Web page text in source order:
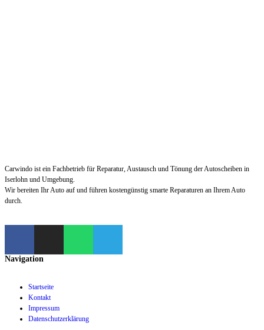
Carwindo ist ein Fachbetrieb für Reparatur, Austausch und Tönung der Autoscheiben in
Iserlohn und Umgebung.
Wir bereiten Ihr Auto auf und führen kostengünstig smarte Reparaturen an Ihrem Auto
durch.
Navigation
Startseite
Kontakt
Impressum
Datenschutzerklärung